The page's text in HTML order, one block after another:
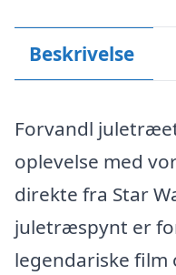
Beskrivelse
Forvandl
oplevelse med
direkte fra Star
juletræspynt er
legendariske